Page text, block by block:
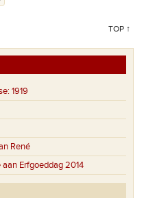
TOP ↑
1919
René
Erfgoeddag 2014